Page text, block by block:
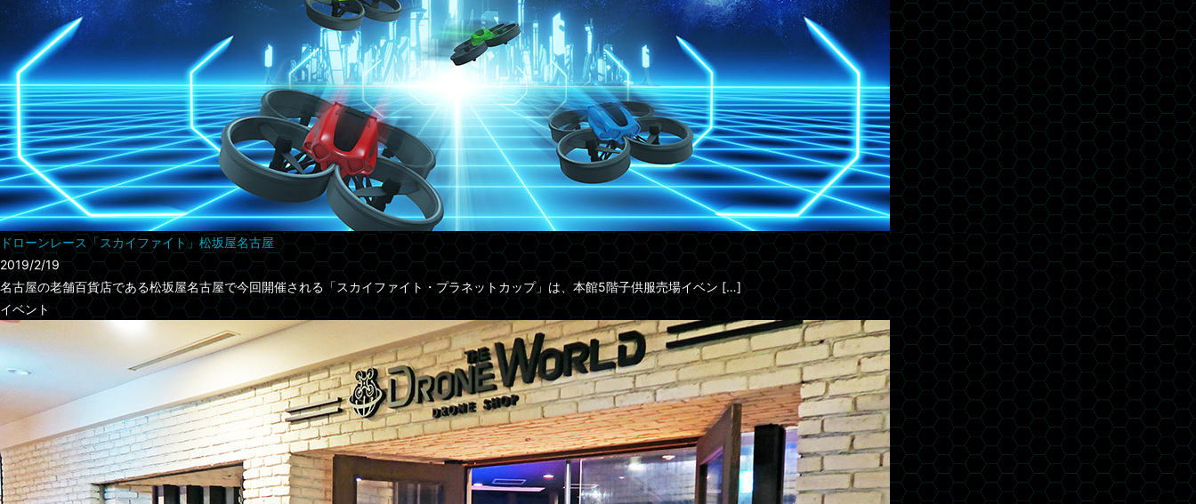
ドローンレース「スカイファイト」松坂屋名古屋
2019/2/19
名古屋の老舗百貨店である松坂屋名古屋で今回開催される「スカイファイト・プラネットカップ」は、本館5階子供服売場イベン […]
イベント